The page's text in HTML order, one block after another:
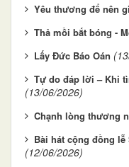
Yêu thương để nên
Thả mồi bắt bóng -
Lấy Đức Báo Oán
Tự do đáp lời – Khi
(13/06/2026)
Chạnh lòng thương
Bài hát cộng đồng lễ
(12/06/2026)